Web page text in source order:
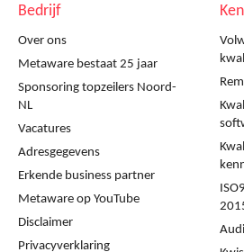
Bedrijf
Over ons
Metaware bestaat 25 jaar
Sponsoring topzeilers Noord-
NL
Vacatures
Adresgegevens
Erkende business partner
Metaware op YouTube
Disclaimer
Privacyverklaring